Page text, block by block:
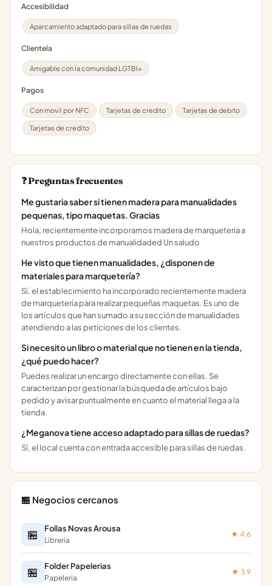
Accesibilidad
Aparcamiento adaptado para sillas de ruedas
Clientela
Amigable con la comunidad LGTBI+
Pagos
Con movil por NFC Tarjetas de credito Tarjetas de debito
Tarjetas de credito
❓ Preguntas frecuentes
Me gustaria saber si tienen madera para manualidades
pequenas, tipo maquetas. Gracias
Hola, recientemente incorporamos madera de marqueteria a
nuestros productos de manualidaded Un saludo
He visto que tienen manualidades, ¿disponen de
materiales para marquetería?
Sí, el establecimiento ha incorporado recientemente madera
de marquetería para realizar pequeñas maquetas. Es uno de
los artículos que han sumado a su sección de manualidades
atendiendo a las peticiones de los clientes.
Si necesito un libro o material que no tienen en la tienda,
¿qué puedo hacer?
Puedes realizar un encargo directamente con ellas. Se
caracterizan por gestionar la búsqueda de artículos bajo
pedido y avisar puntualmente en cuanto el material llega a la
tienda.
¿Meganova tiene acceso adaptado para sillas de ruedas?
Sí, el local cuenta con entrada accesible para sillas de ruedas.
🏪 Negocios cercanos
🏪 Follas Novas Arousa
Libreria
★ 4.6
🏪 Folder Papelerias
Papeleria
★ 3.9